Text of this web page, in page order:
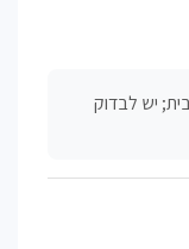
יש לבדוק